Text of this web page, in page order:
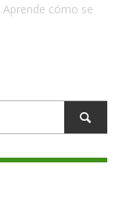
Aprende cómo se